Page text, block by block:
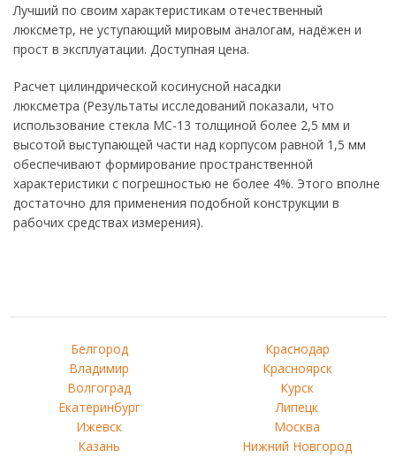
Лучший по своим характеристикам отечественный
люксметр, не уступающий мировым аналогам, надёжен и
прост в эксплуатации. Доступная цена.
Расчет цилиндрической косинусной насадки
люксметра (Результаты исследований показали, что
использование стекла МС-13 толщиной более 2,5 мм и
высотой выступающей части над корпусом равной 1,5 мм
обеспечивают формирование пространственной
характеристики с погрешностью не более 4%. Этого вполне
достаточно для применения подобной конструкции в
рабочих средствах измерения).
Белгород
Владимир
Волгоград
Екатеринбург
Ижевск
Казань
Краснодар
Красноярск
Курск
Липецк
Москва
Нижний Новгород